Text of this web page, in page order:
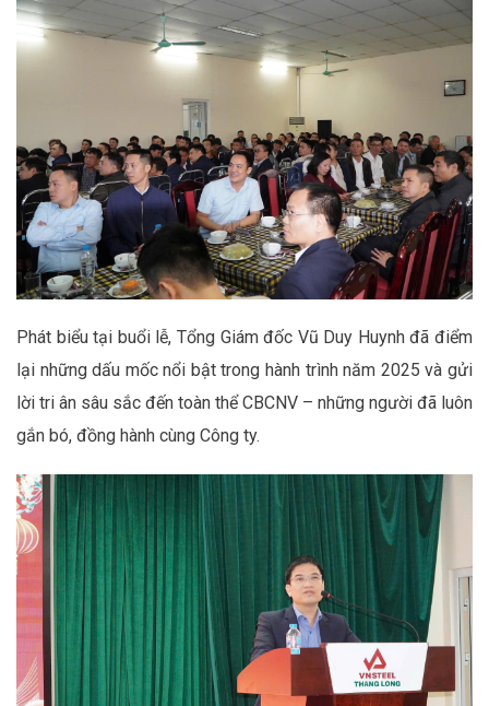
Phát biểu tại buổi lễ, Tổng Giám đốc Vũ Duy Huynh đã điểm
lại những dấu mốc nổi bật trong hành trình năm 2025 và gửi
lời tri ân sâu sắc đến toàn thể CBCNV – những người đã luôn
gắn bó, đồng hành cùng Công ty.